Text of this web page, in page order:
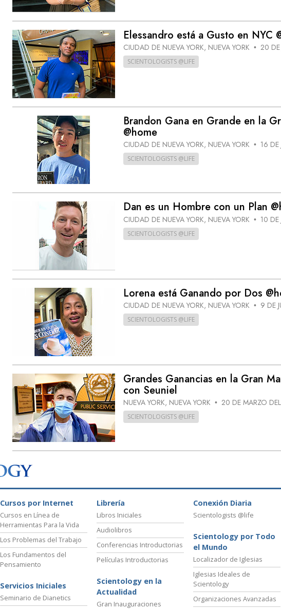
Elessandro está a Gusto en NYC
CIUDAD DE NUEVA YORK, NUEVA YORK • 20
SCIENTOLOGISTS @LIFE
Brandon Gana en Grande en la
@home
CIUDAD DE NUEVA YORK, NUEVA YORK • 16
SCIENTOLOGISTS @LIFE
Dan es un Hombre con un Plan
CIUDAD DE NUEVA YORK, NUEVA YORK • 10
SCIENTOLOGISTS @LIFE
Lorena está Ganando por Dos
CIUDAD DE NUEVA YORK, NUEVA YORK • 9 DE
SCIENTOLOGISTS @LIFE
Grandes Ganancias en la Gran
con Seuniel
NUEVA YORK, NUEVA YORK • 20 DE MARZO
SCIENTOLOGISTS @LIFE
Cursos por Internet
Cursos en Línea de
Herramientas Para la Vida
Los Problemas del Trabajo
Los Fundamentos del
Pensamiento
Servicios Iniciales
Seminario de Dianetics
Librería
Libros Iniciales
Audiolibros
Conferencias Introductorias
Películas Introductorias
Scientology en la
Actualidad
Gran Inauguraciones
Conexión Diaria
Scientologists @life
Scientology por Todo
el Mundo
Localizador de Iglesias
Iglesias Ideales de
Scientology
Organizaciones Avanzadas